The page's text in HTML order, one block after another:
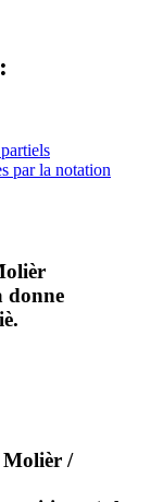
par la notation
donne
Molièr /